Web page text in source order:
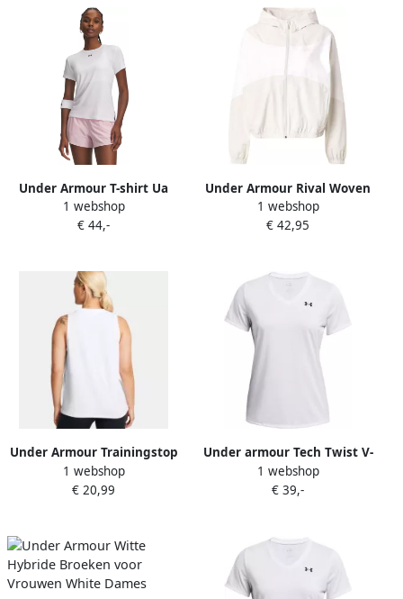
Under Armour T-shirt Ua
Vanish Ss
1 webshop
€ 44,-
Under Armour Rival Woven
Trainingsjack Dames
1 webshop
€ 42,95
Under Armour Trainingstop
UA RIVAL MUSCLE TANK (1-
delig)
1 webshop
€ 20,99
Under armour Tech Twist V-
neck Short Sleeve
1 webshop
€ 39,-